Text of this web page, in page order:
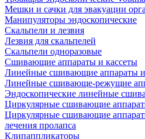
Мешки и сачки для эвакуации
Манипуляторы эндоскопические
Скальпели и лезвия
Лезвия для скальпелей
Скальпели одноразовые
Сшивающие аппараты и кассеты
Линейные сшивающие аппараты и
Линейные сшивающе-режущие
Эндоскопические линейные
Циркулярные сшивающие
Циркулярные сшивающие
лечения пролапса
Клипаппликаторы